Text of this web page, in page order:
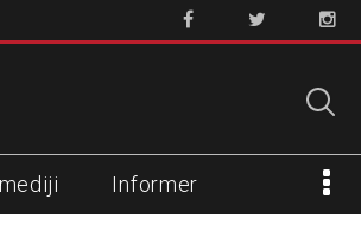
Informer